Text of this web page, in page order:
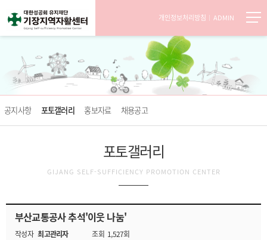
개인정보처리방침 ADMIN
공지사항 포토갤러리 홍보자료 채용공고
포토갤러리
GIJANG SELF-SUFFICIENCY PROMOTION CENTER
부산교통공사 추석'이웃 나눔'
작성자 최고관리자 조회 1,527회